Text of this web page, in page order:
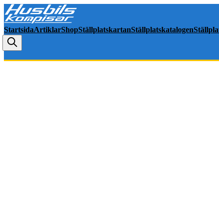
StartsidaArtiklarShopStällplatskartanStällplatskatalogen